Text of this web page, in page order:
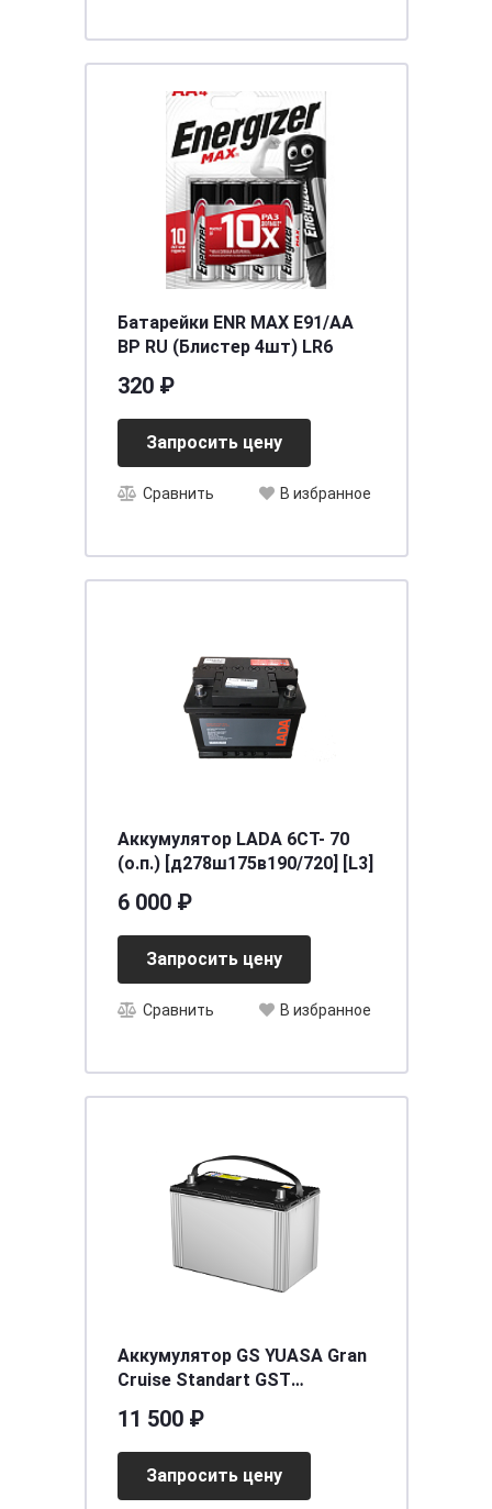
Батарейки ENR MAX E91/AA
BP RU (Блистер 4шт) LR6
320 ₽
Запросить цену
Сравнить В избранное
Аккумулятор LADA 6СТ- 70
(о.п.) [д278ш175в190/720] [L3]
6 000 ₽
Запросить цену
Сравнить В избранное
Аккумулятор GS YUASA Gran
Cruise Standart GST
[д302ш172в225/710]
11 500 ₽
Запросить цену